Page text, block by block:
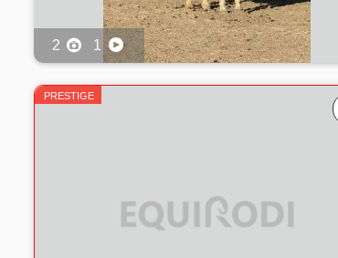
2 1
PRESTIGE